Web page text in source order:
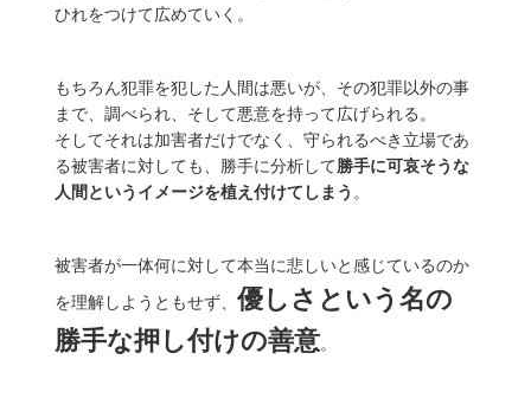
ひれをつけて広めていく。
もちろん犯罪を犯した人間は悪いが、その犯罪以外の事
まで、調べられ、そして悪意を持って広げられる。
そしてそれは加害者だけでなく、守られるべき立場であ
る被害者に対しても、勝手に分析して勝手に可哀そうな
人間というイメージを植え付けてしまう 。
被害者が一体何に対して本当に悲しいと感じているのか
を理解しようともせず、 優しさという名の
勝手な押し付けの善意。